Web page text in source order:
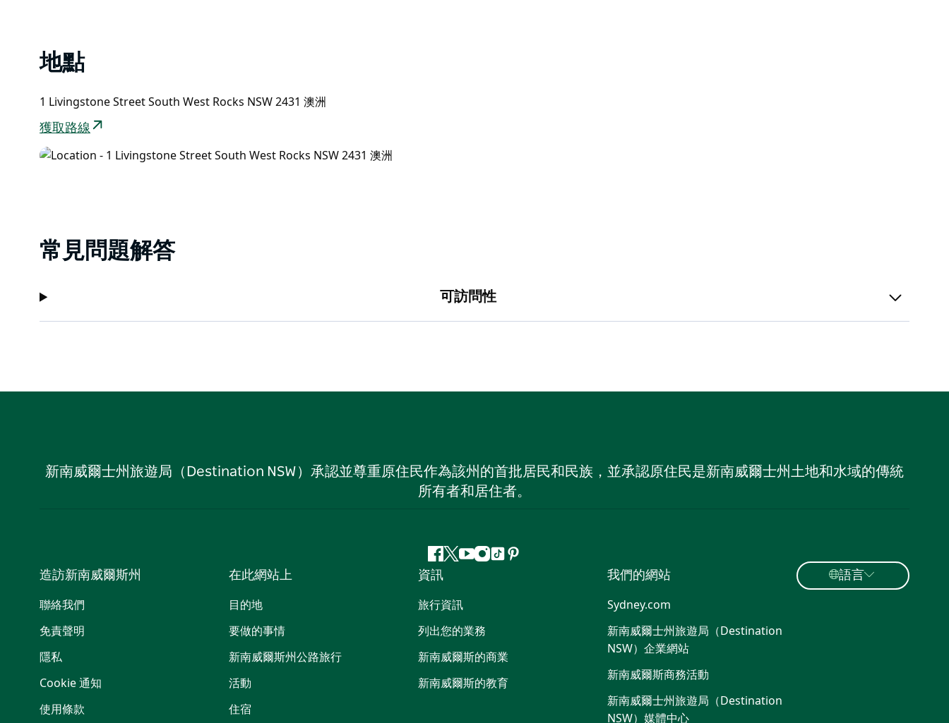
地點
1 Livingstone Street South West Rocks NSW 2431 澳洲
獲取路線
常見問題解答
可訪問性
新南威爾士州旅遊局（Destination NSW）承認並尊重原住民作為該州的首批居民和民族，並承認原住民是新南威爾士州土地和水域的傳統
所有者和居住者。
Facebook
嘰
喳
喳
Youtube
Instagram
抖 Pinterest
造訪新南威爾斯州
聯絡我們
免責聲明
隱私
Cookie 通知
使用條款
在此網站上
目的地
要做的事情
新南威爾斯州公路旅行
活動
住宿
資訊
旅行資訊
列出您的業務
新南威爾斯的商業
新南威爾斯的教育
我們的網站
Sydney.com
新南威爾士州旅遊局（Destination
NSW）企業網站​
新南威爾斯商務活動
新南威爾士州旅遊局（Destination
NSW）媒體中心
語言